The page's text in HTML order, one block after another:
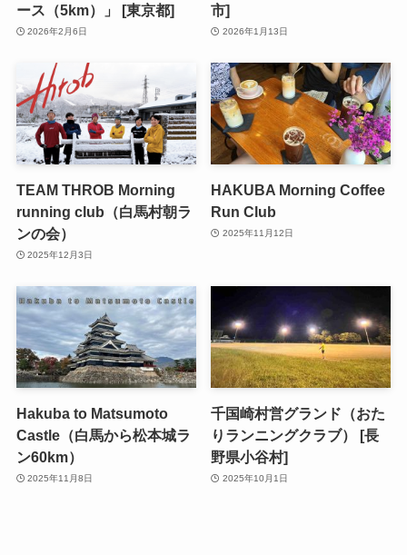
ース（5km）」 [東京都]
2026年2月6日
市]
2026年1月13日
TEAM THROB Morning
running club（白馬村朝ラ
ンの会）
2025年12月3日
HAKUBA Morning Coffee
Run Club
2025年11月12日
Hakuba to Matsumoto
Castle（白馬から松本城ラ
ン60km）
2025年11月8日
千国崎村営グランド（おた
りランニングクラブ） [長
野県小谷村]
2025年10月1日